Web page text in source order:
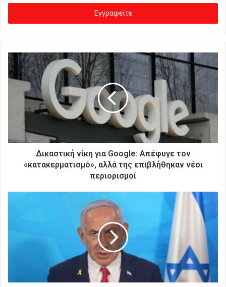
σ
γ
ε
ε
τ
η
τ
κ
Δικαστική νίκη για Google: Απέφυγε τον
«κατακερματισμό», αλλά της επιβλήθηκαν νέοι
περιορισμοί